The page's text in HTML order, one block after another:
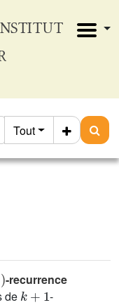
Tout
-recurrence
de
k+1
-